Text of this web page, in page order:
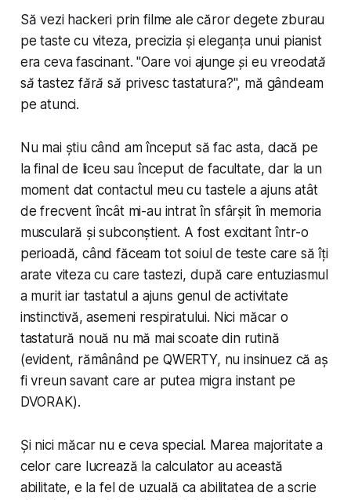
Să vezi hackeri prin filme ale căror degete zburau
pe taste cu viteza, precizia și eleganța unui pianist
era ceva fascinant. "Oare voi ajunge și eu vreodată
să tastez fără să privesc tastatura?", mă gândeam
pe atunci.
Nu mai știu când am început să fac asta, dacă pe
la final de liceu sau început de facultate, dar la un
moment dat contactul meu cu tastele a ajuns atât
de frecvent încât mi-au intrat în sfârșit în memoria
musculară și subconștient. A fost excitant într-o
perioadă, când făceam tot soiul de teste care să îți
arate viteza cu care tastezi, după care entuziasmul
a murit iar tastatul a ajuns genul de activitate
instinctivă, asemeni respiratului. Nici măcar o
tastatură nouă nu mă mai scoate din rutină
(evident, rămânând pe QWERTY, nu insinuez că aș
fi vreun savant care ar putea migra instant pe
DVORAK).
Și nici măcar nu e ceva special. Marea majoritate a
celor care lucrează la calculator au această
abilitate, e la fel de uzuală ca abilitatea de a scrie